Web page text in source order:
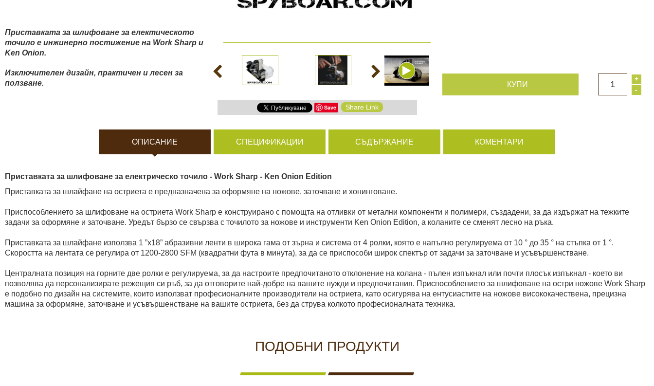
РАЗГЛЕДАЙ ПРОДУКТИ
Боди камери и екшън камери
Акумулатори и батерии
Соларни панели и зарядни
Спортни и смарт часовници
Видеорегистратори
За подаръци
Архивни продукти
Приставката за шлифоване за електическото
точило e инжинерно постижение на Work Sharp и
Ken Onion.
Изключителен дизайн, практичен и лесен за
ползване.
Save Share Link
КУПИ 1
-
+
ОПИСАНИЕ СПЕЦИФИКАЦИИ СЪДЪРЖАНИЕ КОМЕНТАРИ
Приставката за шлифоване за eлектрическо точило - Work Sharp - Ken Onion Edition
Приставката за шлайфане на остриета е предназначена за оформяне на ножове, заточване и хонинговане.
Приспособлението за шлифоване на остриета Work Sharp е конструирано с помощта на отливки от метални компоненти и полимери, създадени, за да издържат на тежките
задачи за оформяне и заточване. Уредът бързо се свързва с точилото за ножове и инструменти Ken Onion Edition, а коланите се сменят лесно на ръка.
Приставката за шлайфане използва 1 ”x18” абразивни ленти в широка гама от зърна и система от 4 ролки, която е напълно регулируема от 10 ° до 35 ° на стъпка от 1 °.
Скоростта на лентата се регулира от 1200-2800 SFM (квадратни фута в минута), за да се приспособи широк спектър от задачи за заточване и усъвършенстване.
Централната позиция на горните две ролки е регулируема, за да настроите предпочитаното отклонение на колана - пълен изпъкнал или почти плосък изпъкнал - което ви
позволява да персонализирате режещия си ръб, за да отговорите най-добре на вашите нужди и предпочитания. Приспособлението за шлифоване на остри ножове Work Sharp
е подобно по дизайн на системите, които използват професионалните производители на остриета, като осигурява на ентусиастите на ножове висококачествена, прецизна
машина за оформяне, заточване и усъвършенстване на вашите остриета, без да струва колкото професионалната техника.
ПОДОБНИ ПРОДУКТИ